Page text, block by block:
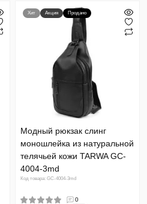
Хит Акция Продано
Модный рюкзак слинг
моношлейка из натуральной
телячьей кожи TARWA GC-
4004-3md
Код товара: GC-4004-3md
0